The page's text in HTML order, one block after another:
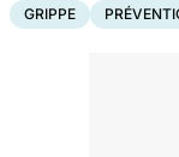
GRIPPE